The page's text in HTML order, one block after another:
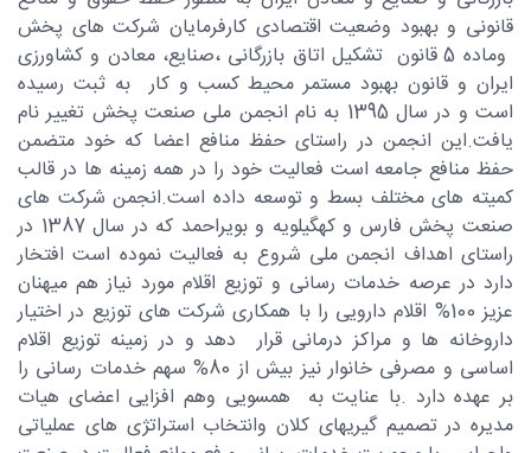
قانونی و بهبود وضعیت اقتصادی کارفرمایان شرکت های پخش
وماده 5 قانون تشکیل اتاق بازرگانی ،صنایع، معادن و کشاورزی
ایران و قانون بهبود مستمر محیط کسب و کار به ثبت رسیده
است و در سال 1395 به نام انجمن ملی صنعت پخش تغییر نام
یافت.این انجمن در راستای حفظ منافع اعضا که خود متضمن
حفظ منافع جامعه است فعالیت خود را در همه زمینه ها در قالب
کمیته های مختلف بسط و توسعه داده است.انجمن شرکت های
صنعت پخش فارس و کهگیلویه و بویراحمد که در سال 1387 در
راستای اهداف انجمن ملی شروع به فعالیت نموده است افتخار
دارد در عرصه خدمات رسانی و توزیع اقلام مورد نیاز هم میهنان
عزیز 100% اقلام دارویی را با همکاری شرکت های توزیع در اختیار
داروخانه ها و مراکز درمانی قرار دهد و در زمینه توزیع اقلام
اساسی و مصرفی خانوار نیز بیش از 80% سهم خدمات رسانی را
بر عهده دارد .با عنایت به همسویی وهم افزایی اعضای هیات
مدیره در تصمیم گیریهای کلان وانتخاب استراتژی های عملیاتی